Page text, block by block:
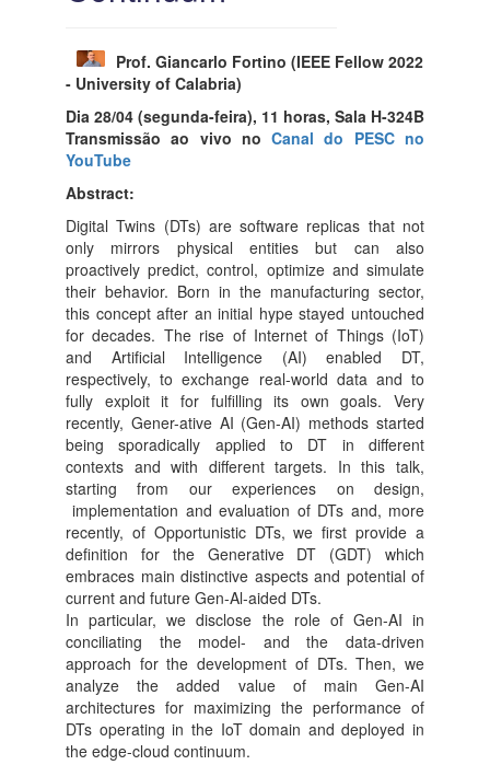
Prof. Giancarlo Fortino (IEEE Fellow 2022
- University of Calabria)
Dia 28/04 (segunda-feira), 11 horas, Sala H-324B
Transmissão ao vivo noCanal do PESC no
YouTube
Abstract:
Digital Twins (DTs) are software replicas that not
only mirrors physical entities but can also
proactively predict, control, optimize and simulate
their behavior. Born in the manufacturing sector,
this concept after an initial hype stayed untouched
for decades. The rise of Internet of Things (IoT)
and Artificial Intelligence (AI) enabled DT,
respectively, to exchange real-world data and to
fully exploit it for fulfilling its own goals. Very
recently, Gener-ative AI (Gen-AI) methods started
being sporadically applied to DT in different
contexts and with different targets. In this talk,
starting from our experiences on design,
implementation and evaluation of DTs and, more
recently, of Opportunistic DTs, we first provide a
definition for the Generative DT (GDT) which
embraces main distinctive aspects and potential of
current and future Gen-Al-aided DTs.
In particular, we disclose the role of Gen-AI in
conciliating the model- and the data-driven
approach for the development of DTs. Then, we
analyze the added value of main Gen-AI
architectures for maximizing the performance of
DTs operating in the IoT domain and deployed in
the edge-cloud continuum.